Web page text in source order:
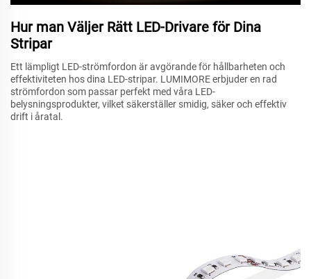
Hur man Väljer Rätt LED-Drivare för Dina
Stripar
Ett lämpligt LED-strömfordon är avgörande för hållbarheten och
effektiviteten hos dina LED-stripar. LUMIMORE erbjuder en rad
strömfordon som passar perfekt med våra LED-
belysningsprodukter, vilket säkerställer smidig, säker och effektiv
drift i åratal.